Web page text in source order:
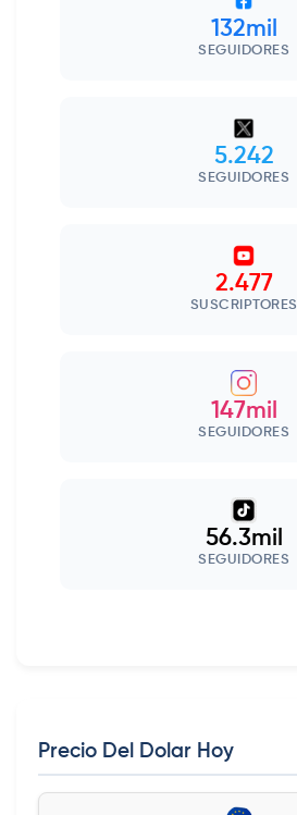
132mil
SEGUIDORES
5.242
SEGUIDORES
2.477
SUSCRIPTORES
147mil
SEGUIDORES
56.3mil
SEGUIDORES
Precio Del Dolar Hoy